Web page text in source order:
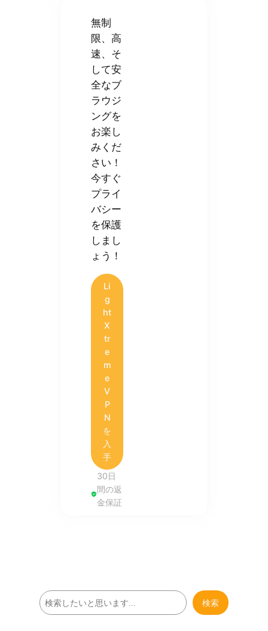
無制
限、高
速、そ
して安
全なブ
ラウジ
ングを
お楽し
みくだ
さい！
今すぐ
プライ
バシー
を保護
しまし
ょう！
Li
g
ht
X
tr
e
m
e
V
P
N
を
入
手
30日
間の返
金保証
検
索
検索